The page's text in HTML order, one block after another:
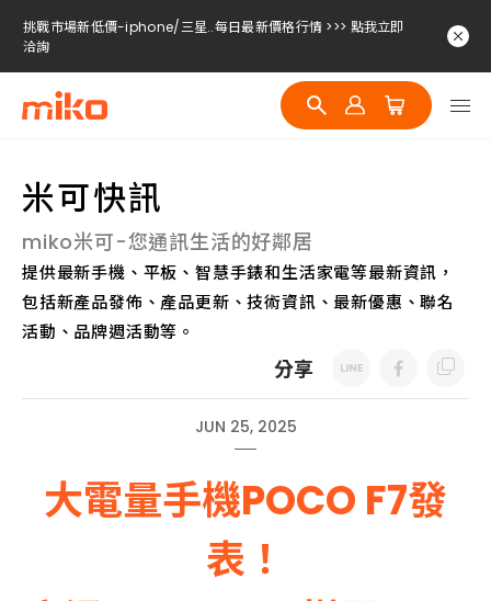
挑戰市場新低價-iphone/三星..每日最新價格行情 >>> 點我立即
洽詢
挑戰市場新低價-iphone/三星..每日最新價格行情 >>> 點我立即
洽詢
挑戰市場新低價-iphone/三星..每日最新價格行情 >>> 點我立即
米可快訊
miko米可-您通訊生活的好鄰居
提供最新手機、平板、智慧手錶和生活家電等最新資訊，
包括新產品發佈、產品更新、技術資訊、最新優惠、聯名
活動、品牌週活動等。
分享
JUN 25, 2025
大電量手機POCO F7發
表！